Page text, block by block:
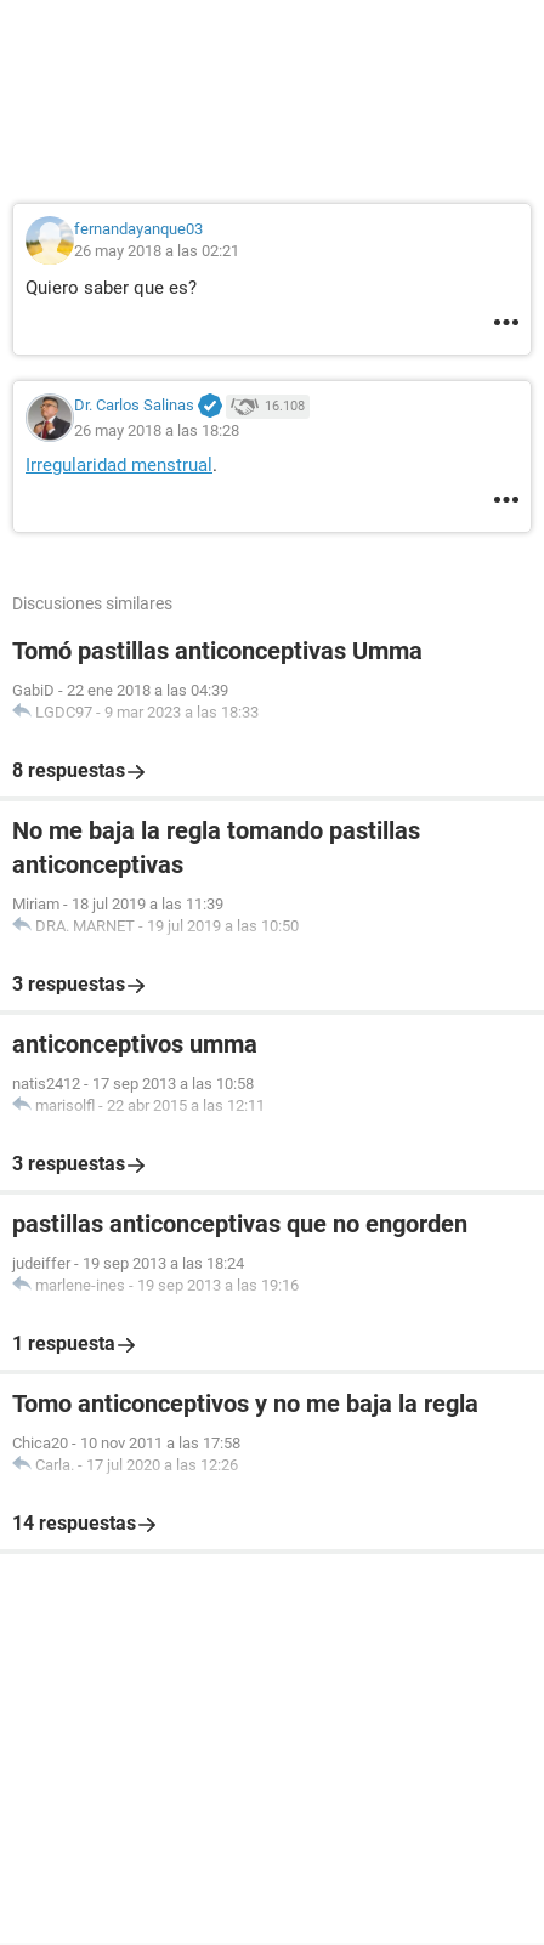
fernandayanque03
26 may 2018 a las 02:21
Quiero saber que es?
Dr. Carlos Salinas 16.108
26 may 2018 a las 18:28
Irregularidad menstrual .
Discusiones similares
Tomó pastillas anticonceptivas Umma
GabiD - 22 ene 2018 a las 04:39
LGDC97 - 9 mar 2023 a las 18:33
8 respuestas
No me baja la regla tomando pastillas
anticonceptivas
Miriam - 18 jul 2019 a las 11:39
DRA. MARNET - 19 jul 2019 a las 10:50
3 respuestas
anticonceptivos umma
natis2412 - 17 sep 2013 a las 10:58
marisolfl - 22 abr 2015 a las 12:11
3 respuestas
pastillas anticonceptivas que no engorden
judeiffer - 19 sep 2013 a las 18:24
marlene-ines - 19 sep 2013 a las 19:16
1 respuesta
Tomo anticonceptivos y no me baja la regla
Chica20 - 10 nov 2011 a las 17:58
Carla. - 17 jul 2020 a las 12:26
14 respuestas